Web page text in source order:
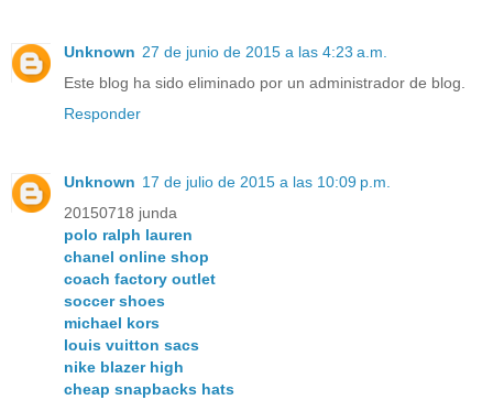
Unknown 27 de junio de 2015 a las 4:23 a.m.
Este blog ha sido eliminado por un administrador de blog.
Responder
Unknown 17 de julio de 2015 a las 10:09 p.m.
20150718 junda
polo ralph lauren
chanel online shop
coach factory outlet
soccer shoes
michael kors
louis vuitton sacs
nike blazer high
cheap snapbacks hats